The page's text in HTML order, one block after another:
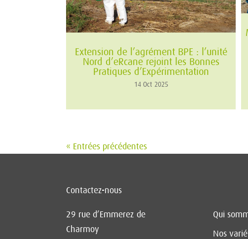
Extension de l’agrément BPE : l’unité
Nord d’eRcane rejoint les Bonnes
Pratiques d’Expérimentation
14 Oct 2025
« Entrées précédentes
Contactez-nous
29 rue d’Emmerez de
Charmoy
Qui
Nos